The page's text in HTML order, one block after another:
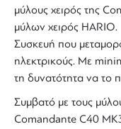
μύλους χειρός της
μύλων χειρός HARIO.
Συσκευή που
ηλεκτρικούς. Με
τη δυνατότητα να το
Συμβατό με τους
Comandante C40